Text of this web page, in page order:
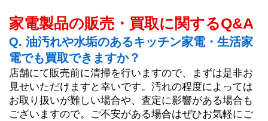
家電製品の販売・買取に関するQ&A
Q. 油汚れや水垢のあるキッチン家電・生活家
電でも買取できますか？
店舗にて販売前に清掃を行いますので、まずは是非お
見せいただけますと幸いです。汚れの程度によっては
お取り扱いが難しい場合や、査定に影響がある場合も
ございますので。ご不安がある場合はぜひお気軽にご